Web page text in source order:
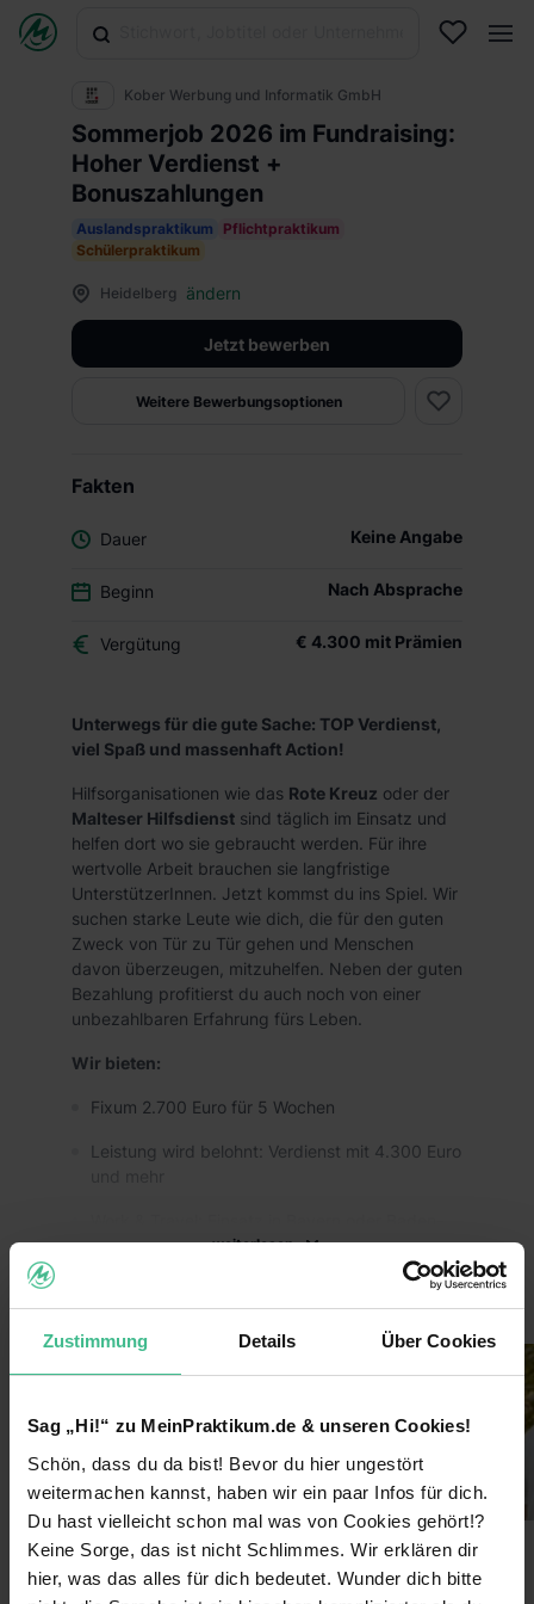
Zustimmung Details Über Cookies
Sag „Hi!“ zu MeinPraktikum.de & unseren Cookies!
Schön, dass du da bist! Bevor du hier ungestört
weitermachen kannst, haben wir ein paar Infos für dich.
Du hast vielleicht schon mal was von Cookies gehört!?
Keine Sorge, das ist nicht Schlimmes. Wir erklären dir
hier, was das alles für dich bedeutet. Wunder dich bitte
Kober Werbung und Informatik GmbH
Sommerjob 2026 im Fundraising:
Hoher Verdienst +
Bonuszahlungen
Auslandspraktikum
Pflichtpraktikum
Schülerpraktikum
Heidelberg ändern
Jetzt bewerben
Weitere Bewerbungsoptionen
Fakten
Dauer Keine Angabe
Beginn Nach Absprache
Vergütung € 4.300 mit Prämien
Unterwegs für die gute Sache: TOP Verdienst,
viel Spaß und massenhaft Action!
Hilfsorganisationen wie das Rote Kreuz oder der
Malteser Hilfsdienst sind täglich im Einsatz und
helfen dort wo sie gebraucht werden. Für ihre
wertvolle Arbeit brauchen sie langfristige
UnterstützerInnen. Jetzt kommst du ins Spiel. Wir
suchen starke Leute wie dich, die für den guten
Zweck von Tür zu Tür gehen und Menschen
davon überzeugen, mitzuhelfen. Neben der guten
Bezahlung profitierst du auch noch von einer
unbezahlbaren Erfahrung fürs Leben.
Wir bieten:
Fixum 2.700 Euro für 5 Wochen
Leistung wird belohnt: Verdienst mit 4.300 Euro
Württemberg
Teamauto
Lebenslauf
Wir wünschen uns:
Mindestalter: 18 Jahre
weiterlesen
Bilder
Benefits